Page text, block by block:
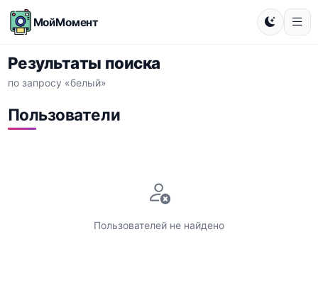
МойМомент
Результаты поиска
по запросу «белый»
Пользователи
Пользователей не найдено